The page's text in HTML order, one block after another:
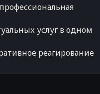
услуг в одном
реагирование